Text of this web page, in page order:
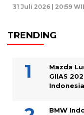
31 Juli 2026 | 20:59
TRENDING
Mazda
GIIAS
Indonesia
BMW